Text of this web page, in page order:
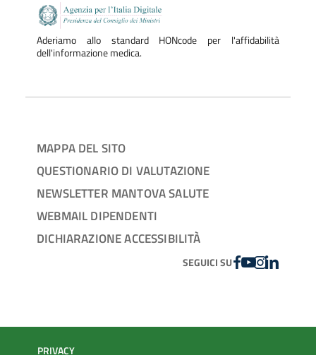
Aderiamo allo standard HONcode per l'affidabilità
dell'informazione medica.
MAPPA DEL SITO
QUESTIONARIO DI VALUTAZIONE
NEWSLETTER MANTOVA SALUTE
WEBMAIL DIPENDENTI
DICHIARAZIONE ACCESSIBILITÀ
SEGUICI SUFACEBOOK
YOUTUBE
INSTAGRAM
LINKEDIN
PRIVACY